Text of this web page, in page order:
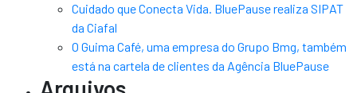
Cuidado que Conecta Vida. BluePause realiza SIPAT
da Ciafal
O Guima Café, uma empresa do Grupo Bmg, também
está na cartela de clientes da Agência BluePause